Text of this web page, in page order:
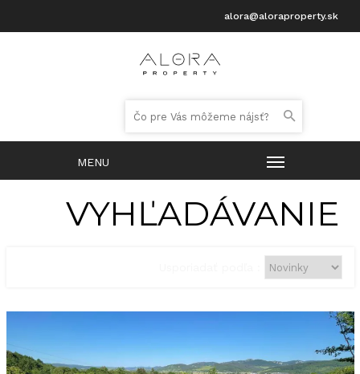
alora@aloraproperty.sk
VYHĽADÁVANIE